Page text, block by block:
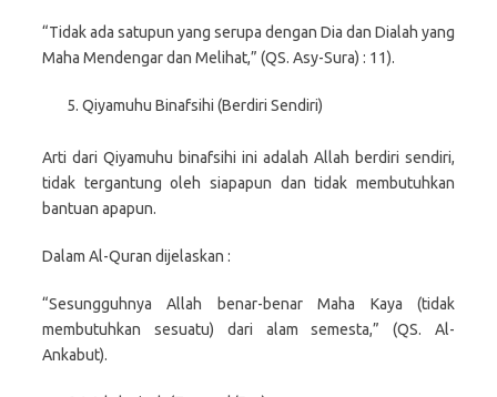
“Tidak ada satupun yang serupa dengan Dia dan Dialah yang
Maha Mendengar dan Melihat,” (QS. Asy-Sura) : 11).
Qiyamuhu Binafsihi (Berdiri Sendiri)
Arti dari Qiyamuhu binafsihi ini adalah Allah berdiri sendiri,
tidak tergantung oleh siapapun dan tidak membutuhkan
bantuan apapun.
Dalam Al-Quran dijelaskan :
“Sesungguhnya Allah benar-benar Maha Kaya (tidak
membutuhkan sesuatu) dari alam semesta,” (QS. Al-
Ankabut).